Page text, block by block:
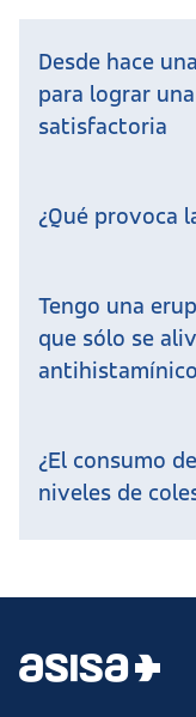
Desde hace
para lograr
satisfactoria
¿Qué provoca
Tengo una
que sólo se
¿El consumo
niveles de